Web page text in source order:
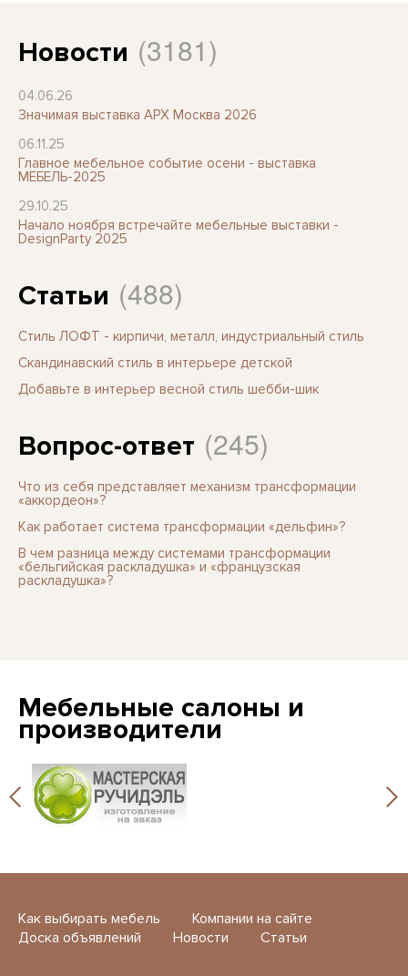
Новости (3181)
04.06.26
Значимая выставка АРХ Москва 2026
06.11.25
Главное мебельное событие осени - выставка
МЕБЕЛЬ-2025
29.10.25
Начало ноября встречайте мебельные выставки -
DesignParty 2025
Статьи (488)
Стиль ЛОФТ - кирпичи, металл, индустриальный стиль
Скандинавский стиль в интерьере детской
Добавьте в интерьер весной стиль шебби-шик
Вопрос-ответ (245)
Что из себя представляет механизм трансформации
«аккордеон»?
Как работает система трансформации «дельфин»?
В чем разница между системами трансформации
«бельгийская раскладушка» и «французская
раскладушка»?
Мебельные салоны и
производители
Как выбирать мебель
Компании на сайте
Доска объявлений
Новости Статьи